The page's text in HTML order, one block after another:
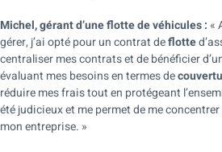
Michel, gérant d’une flotte de véhicules :«
gérer, j’ai opté pour un contrat deflotte
centraliser mes contrats et de bénéficier
évaluant mes besoins en termes de
réduire mes frais tout en protégeant
été judicieux et me permet de me
mon entreprise. »